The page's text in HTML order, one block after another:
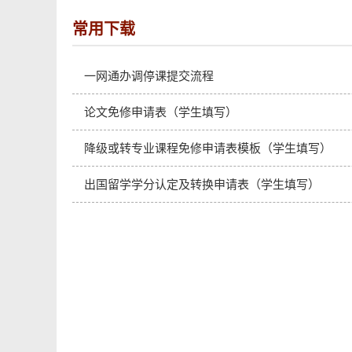
常用下载
一网通办调停课提交流程
论文免修申请表（学生填写）
降级或转专业课程免修申请表模板（学生填写）
出国留学学分认定及转换申请表（学生填写）